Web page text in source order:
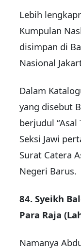
Lebih
Kumpulan
disimpan di
Nasional
Dalam
yang disebut
berjudul “Asal
Seksi Jawi
Surat Catera
Negeri Barus.
84. Syeikh
Para Raja
Namanya